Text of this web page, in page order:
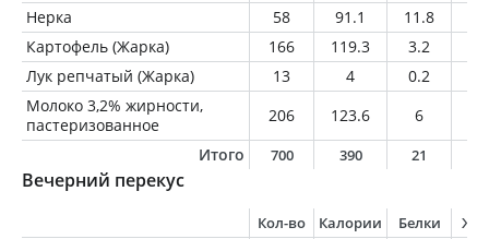
Нерка
58 91.1 11.8
Картофель (Жарка)
166 119.3 3.2
Лук репчатый (Жарка)
13 4 0.2
Молоко 3,2% жирности,
пастеризованное
206 123.6 6
Итого
700 390 21
Вечерний перекус
Кол-во Калории Белки